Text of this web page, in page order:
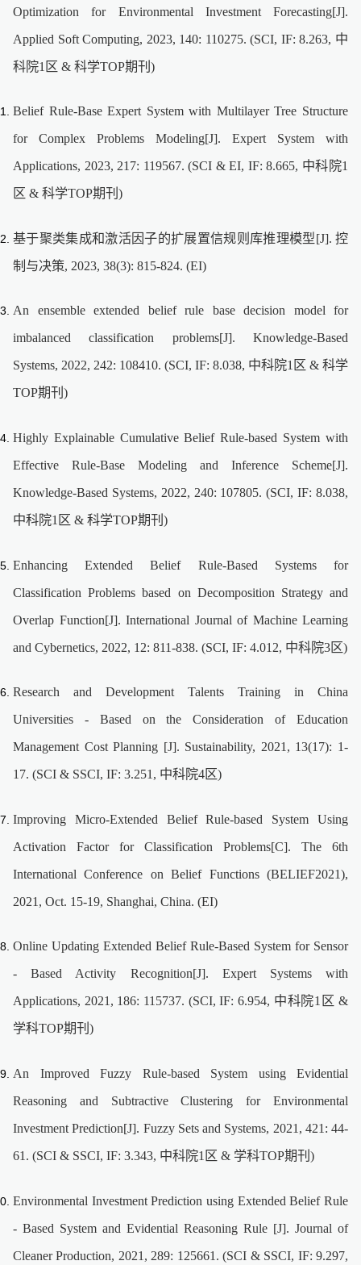
Optimization for Environmental Investment Forecasting[J].
Applied Soft Computing, 2023, 140: 110275. (SCI, IF: 8.263, 中
科院1区 & 科学TOP期刊)
Belief Rule-Base Expert System with Multilayer Tree Structure
for Complex Problems Modeling[J]. Expert System with
Applications, 2023, 217: 119567. (SCI & EI, IF: 8.665, 中科院1
区 & 科学TOP期刊)
基于聚类集成和激活因子的扩展置信规则库推理模型[J]. 控
制与决策, 2023, 38(3): 815-824. (EI)
An ensemble extended belief rule base decision model for
imbalanced classification problems[J]. Knowledge-Based
Systems, 2022, 242: 108410. (SCI, IF: 8.038, 中科院1区 & 科学
TOP期刊)
Highly Explainable Cumulative Belief Rule-based System with
Effective Rule-Base Modeling and Inference Scheme[J].
Knowledge-Based Systems, 2022, 240: 107805. (SCI, IF: 8.038,
中科院1区 & 科学TOP期刊)
Enhancing Extended Belief Rule-Based Systems for
Classification Problems based on Decomposition Strategy and
Overlap Function[J]. International Journal of Machine Learning
and Cybernetics, 2022, 12: 811-838. (SCI, IF: 4.012, 中科院3区)
Research and Development Talents Training in China
Universities - Based on the Consideration of Education
Management Cost Planning [J]. Sustainability, 2021, 13(17): 1-
17. (SCI & SSCI, IF: 3.251, 中科院4区)
Improving Micro-Extended Belief Rule-based System Using
Activation Factor for Classification Problems[C]. The 6th
International Conference on Belief Functions (BELIEF2021),
2021, Oct. 15-19, Shanghai, China. (EI)
Online Updating Extended Belief Rule-Based System for Sensor
- Based Activity Recognition[J]. Expert Systems with
Applications, 2021, 186: 115737. (SCI, IF: 6.954, 中科院1区 &
学科TOP期刊)
An Improved Fuzzy Rule-based System using Evidential
Reasoning and Subtractive Clustering for Environmental
Investment Prediction[J]. Fuzzy Sets and Systems, 2021, 421: 44-
61. (SCI & SSCI, IF: 3.343, 中科院1区 & 学科TOP期刊)
Environmental Investment Prediction using Extended Belief Rule
- Based System and Evidential Reasoning Rule [J]. Journal of
Cleaner Production, 2021, 289: 125661. (SCI & SSCI, IF: 9.297,